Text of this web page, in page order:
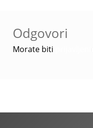
Odgovori
Morate biti